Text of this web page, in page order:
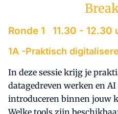
Ronde 1 11.30 - 12.30
1A -Praktisch
In deze sessie krijg je
datagedreven werken en
introduceren binnen jouw